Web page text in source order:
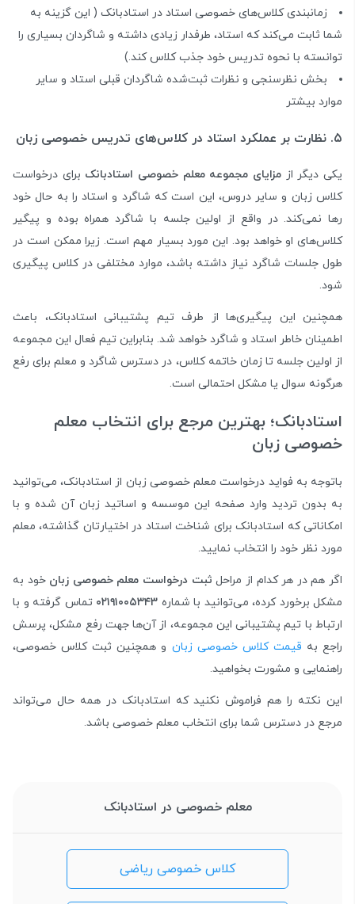
زمانبندی کلاس‌های خصوصی استاد در استادبانک ( این گزینه به
شما ثابت می‌کند که استاد، طرفدار زیادی داشته و شاگردان بسیاری را
توانسته با نحوه تدریس خود جذب کلاس کند.)
بخش نظرسنجی و نظرات ثبت‌شده شاگردان قبلی استاد و سایر
موارد بیشتر
۵. نظارت بر عملکرد استاد در کلاس‌های تدریس خصوصی زبان
یکی دیگر از مزایای مجموعه معلم خصوصی استادبانک برای درخواست
کلاس زبان و سایر دروس، این است که شاگرد و استاد را به حال خود
رها نمی‌کند. در واقع از اولین جلسه با شاگرد همراه بوده و پیگیر
کلاس‌های او خواهد بود. این مورد بسیار مهم است. زیرا ممکن است در
طول جلسات شاگرد نیاز داشته باشد، موارد مختلفی در کلاس پیگیری
شود.
همچنین این پیگیری‌ها از طرف تیم پشتیبانی استادبانک، باعث
اطمینان خاطر استاد و شاگرد خواهد شد. بنابراین تیم فعال این مجموعه
از اولین جلسه تا زمان خاتمه کلاس، در دسترس شاگرد و معلم برای رفع
هرگونه سوال یا مشکل احتمالی است.
استادبانک؛ بهترین مرجع برای انتخاب معلم
خصوصی زبان
باتوجه به فواید درخواست معلم خصوصی زبان از استادبانک، می‌توانید
به بدون تردید وارد صفحه این موسسه و اساتید زبان آن شده و با
امکاناتی که استادبانک برای شناخت استاد در اختیارتان گذاشته، معلم
مورد نظر خود را انتخاب نمایید.
اگر هم در هر کدام از مراحل ثبت درخواست معلم خصوصی زبان خود به
مشکل برخورد کرده، می‌توانید با شماره ۰۲۱۹۱۰۰۵۳۴۳ تماس گرفته و با
ارتباط با تیم پشتیبانی این مجموعه، از آن‌ها جهت رفع مشکل، پرسش
راجع به قیمت کلاس خصوصی زبان و همچنین ثبت کلاس خصوصی،
راهنمایی و مشورت بخواهید.
این نکته را هم فراموش نکنید که استادبانک در همه حال می‌تواند
مرجع در دسترس شما برای انتخاب معلم خصوصی باشد.
معلم خصوصی در استادبانک
کلاس خصوصی ریاضی